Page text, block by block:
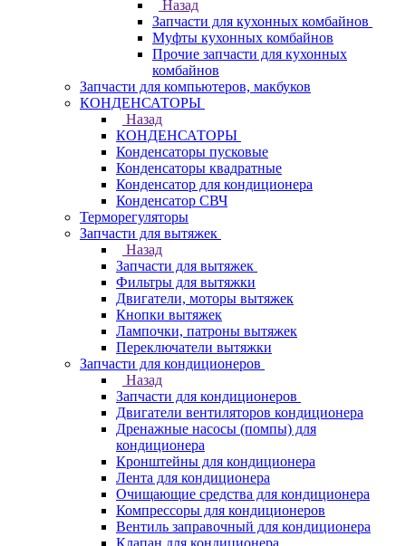
Назад
Запчасти для кухонных комбайнов
Муфты кухонных комбайнов
Прочие запчасти для кухонных
комбайнов
Запчасти для компьютеров, макбуков
КОНДЕНСАТОРЫ
Назад
КОНДЕНСАТОРЫ
Конденсаторы пусковые
Конденсаторы квадратные
Конденсатор для кондиционера
Конденсатор СВЧ
Терморегуляторы
Запчасти для вытяжек
Назад
Запчасти для вытяжек
Фильтры для вытяжки
Двигатели, моторы вытяжек
Кнопки вытяжек
Лампочки, патроны вытяжек
Переключатели вытяжки
Запчасти для кондиционеров
Назад
Запчасти для кондиционеров
Двигатели вентиляторов кондиционера
Дренажные насосы (помпы) для
кондиционера
Кронштейны для кондиционера
Лента для кондиционера
Очищающие средства для кондиционера
Компрессоры для кондиционеров
Вентиль заправочный для кондиционера
Клапан для кондиционера